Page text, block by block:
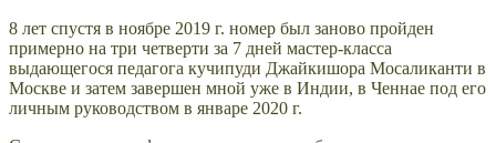
8 лет спустя в ноябре 2019 г. номер был заново пройден
примерно на три четверти за 7 дней мастер-класса
выдающегося педагога кучипуди Джайкишора Мосаликанти в
Москве и затем завершен мной уже в Индии, в Ченнае под его
личным руководством в январе 2020 г.